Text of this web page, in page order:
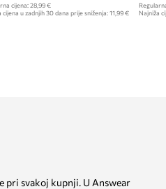
cijena:28,99 €
cijena u zadnjih 30 dana prije sniženja:11,99 €
Najniža
svakoj kupnji. U Answear